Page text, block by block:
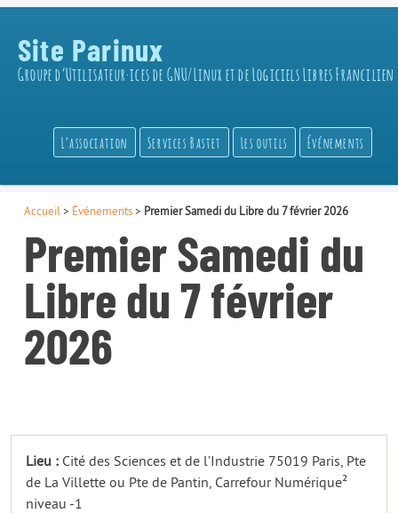
Site Parinux
Groupe d’Utilisateur·ices de GNU/Linux et de Logiciels Libres Francilien
L’association Services Bastet Les outils Événements
Accueil > Événements> Premier Samedi du Libre du 7 février 2026
Premier Samedi du
Libre du 7 février
2026
Lieu : Cité des Sciences et de l’Industrie 75019 Paris, Pte
de La Villette ou Pte de Pantin, Carrefour Numérique²
niveau -1